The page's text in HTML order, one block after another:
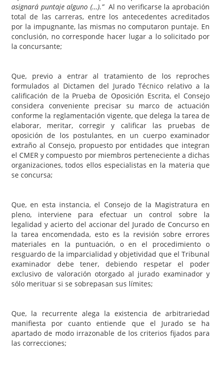
asignará puntaje alguno (…).” Al no verificarse la aprobación
total de las carreras, entre los antecedentes acreditados
por la impugnante, las mismas no computaron puntaje. En
conclusión, no corresponde hacer lugar a lo solicitado por
la concursante;
Que, previo a entrar al tratamiento de los reproches
formulados al Dictamen del Jurado Técnico relativo a la
calificación de la Prueba de Oposición Escrita, el Consejo
considera conveniente precisar su marco de actuación
conforme la reglamentación vigente, que delega la tarea de
elaborar, meritar, corregir y calificar las pruebas de
oposición de los postulantes, en un cuerpo examinador
extraño al Consejo, propuesto por entidades que integran
el CMER y compuesto por miembros perteneciente a dichas
organizaciones, todos ellos especialistas en la materia que
se concursa;
Que, en esta instancia, el Consejo de la Magistratura en
pleno, interviene para efectuar un control sobre la
legalidad y acierto del accionar del Jurado de Concurso en
la tarea encomendada, esto es la revisión sobre errores
materiales en la puntuación, o en el procedimiento o
resguardo de la imparcialidad y objetividad que el Tribunal
examinador debe tener, debiendo respetar el poder
exclusivo de valoración otorgado al jurado examinador y
sólo merituar si se sobrepasan sus límites;
Que, la recurrente alega la existencia de arbitrariedad
manifiesta por cuanto entiende que el Jurado se ha
apartado de modo irrazonable de los criterios fijados para
las correcciones;